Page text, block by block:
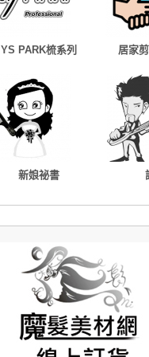
YS PARK梳系列 居家
新娘祕書